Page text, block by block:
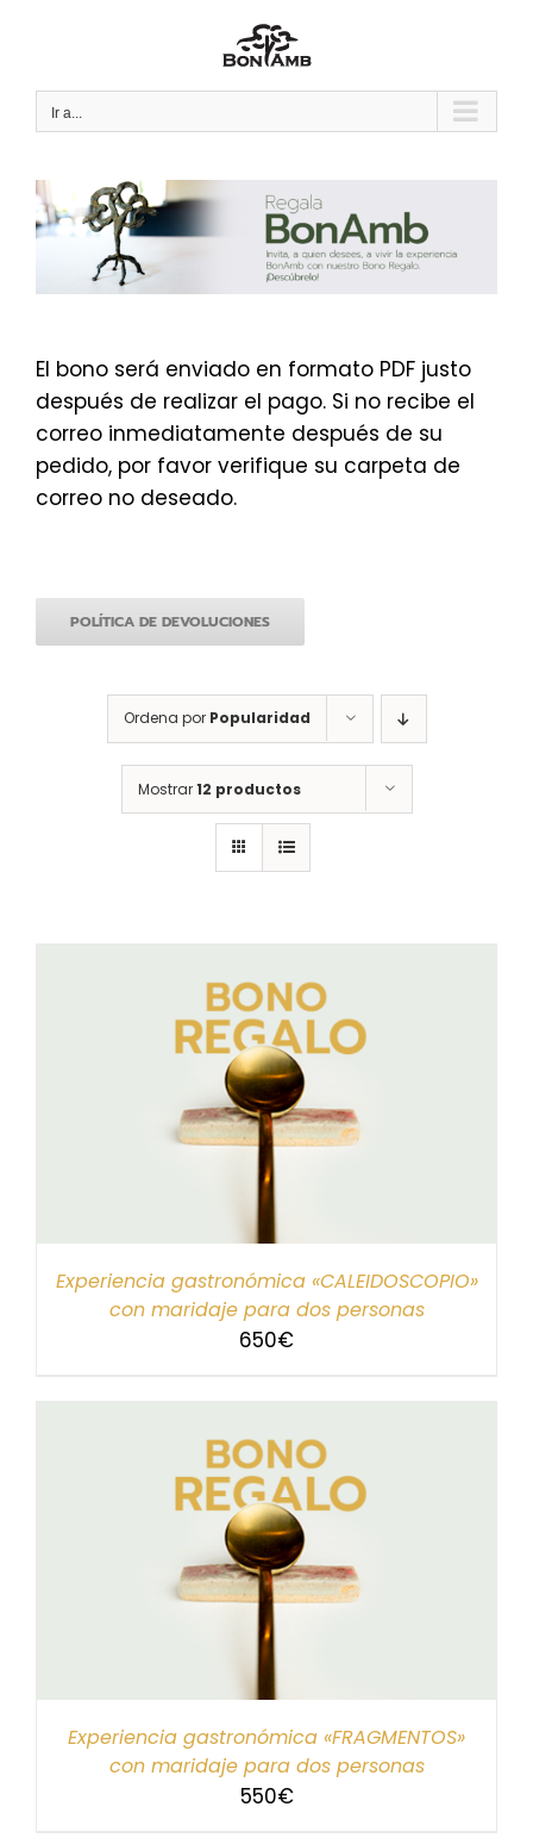
Ir a...
El bono será enviado en formato PDF justo
después de realizar el pago. Si no recibe el
correo inmediatamente después de su
pedido, por favor verifique su carpeta de
correo no deseado.
POLÍTICA DE DEVOLUCIONES
Ordena por Popularidad
Mostrar12 productos
Experiencia gastronómica «CALEIDOSCOPIO»
con maridaje para dos personas
650€
Experiencia gastronómica «FRAGMENTOS»
con maridaje para dos personas
550€